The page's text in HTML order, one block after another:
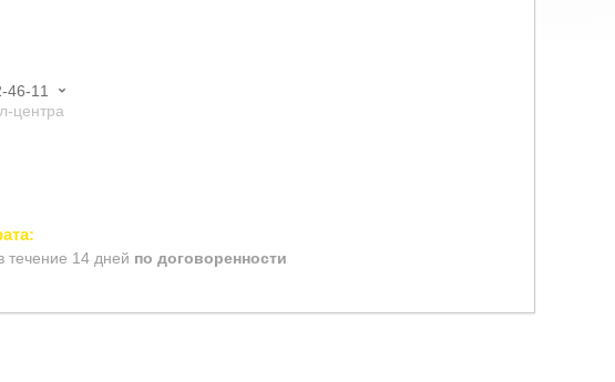
46-11
центра
течение 14 дней по договоренности